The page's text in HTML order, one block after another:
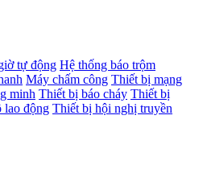
tự động Hệ thống báo trộm
Máy chấm công Thiết bị mạng
minh Thiết bị báo cháy Thiết bị
lao động Thiết bị hội nghị truyền